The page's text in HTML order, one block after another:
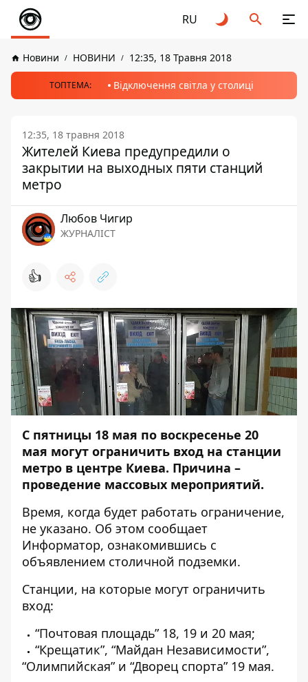
RU
Новини НОВИНИ 12:35, 18 Травня 2018
ТОПТЕМА: Відключення світла у столиці
12:35, 18 травня 2018
Жителей Киева предупредили о
закрытии на выходных пяти станций
метро
Любов Чигир
ЖУРНАЛІСТ
👍
С пятницы 18 мая по воскресенье 20
мая могут ограничить вход на станции
метро в центре Киева. Причина –
проведение массовых мероприятий.
Время, когда будет работать ограничение,
не указано. Об этом сообщает
Информатор, ознакомившись с
объявлением столичной подземки.
Станции, на которые могут ограничить
вход:
“Почтовая площадь” 18, 19 и 20 мая;
“Крещатик”, “Майдан Независимости”,
“Олимпийская” и “Дворец спорта” 19 мая.